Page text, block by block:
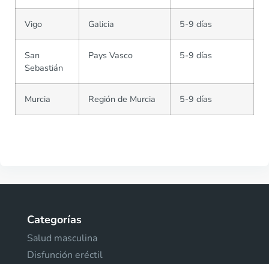
Vigo Galicia 5-9 días
San
Sebastián
Pays Vasco 5-9 días
Murcia Región de Murcia 5-9 días
Categorías
Salud masculina
Disfunción eréctil